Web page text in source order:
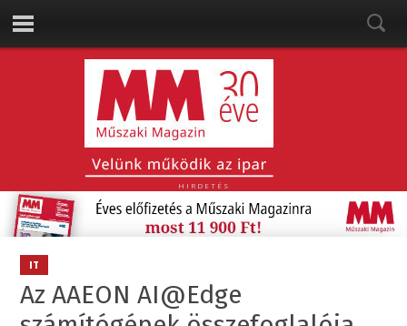
HIRDETÉS
IT
Az AAEON AI@Edge